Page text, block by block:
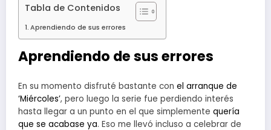
Tabla de Contenidos
Aprendiendo de sus errores
Aprendiendo de sus errores
En su momento disfruté bastante con el arranque de
‘Miércoles’, pero luego la serie fue perdiendo interés
hasta llegar a un punto en el que simplemente quería
que se acabase ya. Eso me llevó incluso a celebrar de